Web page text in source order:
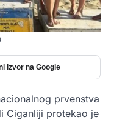
izvor na Google
prvenstva
Ciganliji protekao je